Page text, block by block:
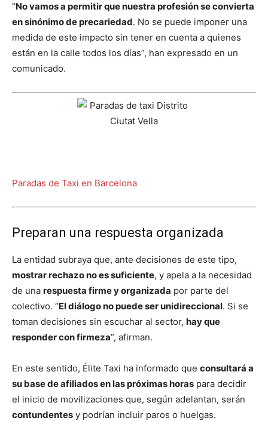
“No vamos a permitir que nuestra profesión se convierta
en sinónimo de precariedad. No se puede imponer una
medida de este impacto sin tener en cuenta a quienes
están en la calle todos los días”, han expresado en un
comunicado.
Paradas de Taxi en Barcelona
Preparan una respuesta organizada
La entidad subraya que, ante decisiones de este tipo,
mostrar rechazo no es suficiente, y apela a la necesidad
de una respuesta firme y organizada por parte del
colectivo. “El diálogo no puede ser unidireccional. Si se
toman decisiones sin escuchar al sector, hay que
responder con firmeza”, afirman.
En este sentido, Élite Taxi ha informado que consultará a
su base de afiliados en las próximas horas para decidir
el inicio de movilizaciones que, según adelantan, serán
contundentes y podrían incluir paros o huelgas.